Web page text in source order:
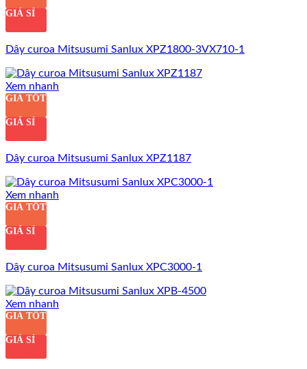
GIÁ SỈ
Dây curoa Mitsusumi Sanlux XPZ1800-3VX710-1
Xem nhanh
GIÁ TỐT
GIÁ SỈ
Dây curoa Mitsusumi Sanlux XPZ1187
Xem nhanh
GIÁ TỐT
GIÁ SỈ
Dây curoa Mitsusumi Sanlux XPC3000-1
Xem nhanh
GIÁ TỐT
GIÁ SỈ